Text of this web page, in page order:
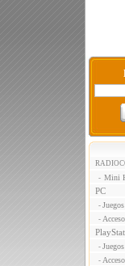
- Mini
PC
- Juegos
-
- Juegos
-